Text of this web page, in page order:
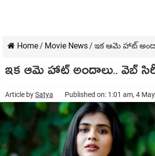
Home/ Movie News/ ఇక ఆమె హాట్
ఇక ఆమె హాట్ అందాలు.. వెబ్
Article bySatya Published on: 1:01 am, 4